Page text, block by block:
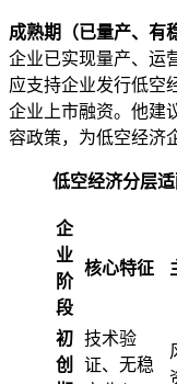
成熟期（已量产、有
企业已实现量产、运
应支持企业发行低空
企业上市融资。他建
容政策，为低空经济
低空经济分层
企
业
阶
段
核心特征
初
创
技术验
证、无稳